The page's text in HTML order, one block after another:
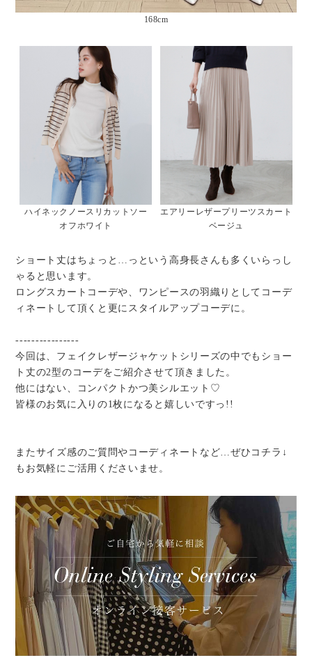
168cm
ハイネックノースリカットソー
オフホワイト
エアリーレザープリーツスカート
ベージュ
ショート丈はちょっと…っという高身長さんも多くいらっし
ゃると思います。
ロングスカートコーデや、ワンピースの羽織りとしてコーデ
ィネートして頂くと更にスタイルアップコーデに。
----------------
今回は、フェイクレザージャケットシリーズの中でもショー
ト丈の2型のコーデをご紹介させて頂きました。
他にはない、コンパクトかつ美シルエット♡
皆様のお気に入りの1枚になると嬉しいですっ!!
またサイズ感のご質問やコーディネートなど…ぜひコチラ↓
もお気軽にご活用くださいませ。